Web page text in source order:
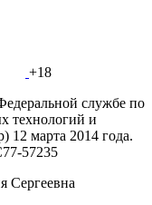
+18
службе по
технологий и
12 марта 2014 года.
57235
Сергеевна